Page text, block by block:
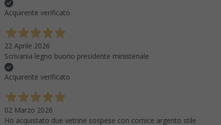
Acquirente verificato
22 Aprile 2026
Scrivania legno buono presidente ministeriale
Acquirente verificato
02 Marzo 2026
Ho acquistato due vetrine sospese con cornice argento stile